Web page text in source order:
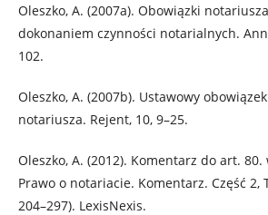
Oleszko, A. (2007a). Obowiązki
dokonaniem czynności notarialnych.
102.
Oleszko, A. (2007b). Ustawowy
notariusza. Rejent, 10, 9–25.
Oleszko, A. (2012). Komentarz do art. 80.
Prawo o notariacie. Komentarz. Część 2,
204–297). LexisNexis.